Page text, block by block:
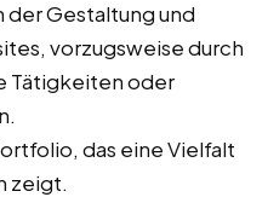
der Gestaltung und
vorzugsweise durch
Tätigkeiten oder
das eine Vielfalt
zeigt.